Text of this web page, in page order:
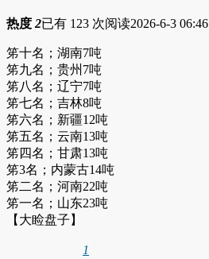
热度 2已有 123 次阅读2026-6-3 06:46
笫十名；湖南7吨
笫九名；贵州7吨
笫八名；辽宁7吨
笫七名；吉林8吨
笫六名；新疆12吨
笫五名；云南13吨
笫四名；甘肃13吨
笫3名；内蒙古14吨
笫二名；河南22吨
笫一名；山东23吨
【大睑盘子】
1